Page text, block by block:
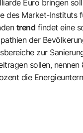
Euro bringen
des Market-Instituts
trend findet eine
der
zur
sollen,
die